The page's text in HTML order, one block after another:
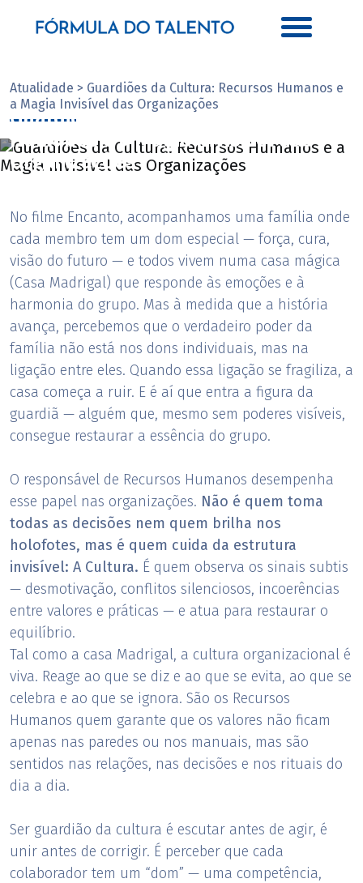
Atualidade > Guardiões da Cultura: Recursos Humanos e
a Magia Invisível das Organizações
Guardiões da Cultura: Recursos
Humanos e a Magia Invisível das
Organizações
No filme Encanto, acompanhamos uma família onde
cada membro tem um dom especial — força, cura,
visão do futuro — e todos vivem numa casa mágica
(Casa Madrigal) que responde às emoções e à
harmonia do grupo. Mas à medida que a história
avança, percebemos que o verdadeiro poder da
família não está nos dons individuais, mas na
ligação entre eles. Quando essa ligação se fragiliza, a
casa começa a ruir. E é aí que entra a figura da
guardiã — alguém que, mesmo sem poderes visíveis,
consegue restaurar a essência do grupo.
O responsável de Recursos Humanos desempenha
esse papel nas organizações. Não é quem toma
todas as decisões nem quem brilha nos
holofotes, mas é quem cuida da estrutura
invisível: A Cultura. É quem observa os sinais subtis
— desmotivação, conflitos silenciosos, incoerências
entre valores e práticas — e atua para restaurar o
equilíbrio.
Tal como a casa Madrigal, a cultura organizacional é
viva. Reage ao que se diz e ao que se evita, ao que se
celebra e ao que se ignora. São os Recursos
Humanos quem garante que os valores não ficam
apenas nas paredes ou nos manuais, mas são
sentidos nas relações, nas decisões e nos rituais do
dia a dia.
Ser guardião da cultura é escutar antes de agir, é
unir antes de corrigir. É perceber que cada
colaborador tem um “dom” — uma competência,